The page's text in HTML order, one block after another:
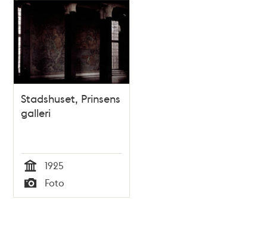
Stadshuset, Prinsens
galleri
Tid
1925
Typ
Foto